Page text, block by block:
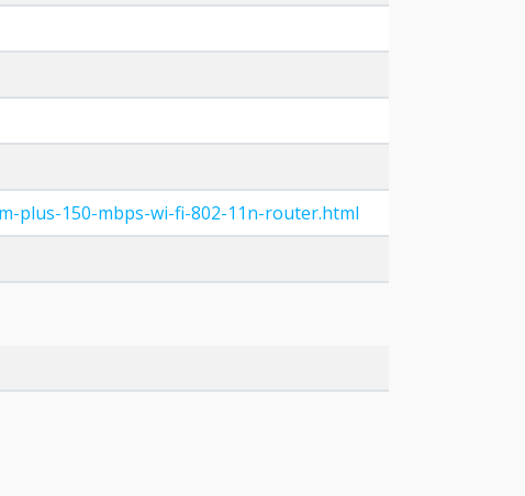
plus-150-mbps-wi-fi-802-11n-router.html